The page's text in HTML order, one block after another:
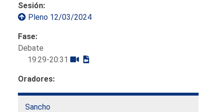
Sesión:
Pleno 12/03/2024
Fase:
Debate
19:29-20:31
Oradores:
Sancho